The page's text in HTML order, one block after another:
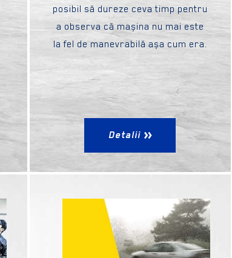
posibil să dureze ceva timp pentru
a observa că mașina nu mai este
la fel de manevrabilă așa cum era.
Detalii